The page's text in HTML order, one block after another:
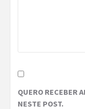
QUERO RECEBER
NESTE POST.